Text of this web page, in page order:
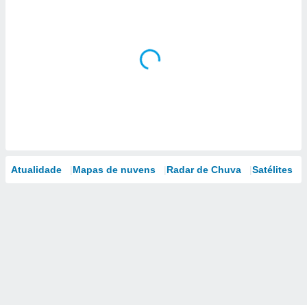
Atualidade Mapas de nuvens Radar de Chuva Satélites